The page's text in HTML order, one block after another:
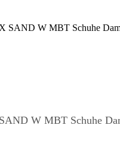
W MBT Schuhe